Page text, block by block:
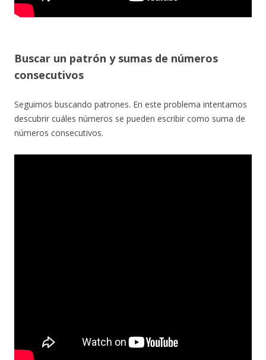
Buscar un patrón y sumas de números
consecutivos
Seguimos buscando patrones. En este problema intentamos
descubrir cuáles números se pueden escribir como suma de
números consecutivos.